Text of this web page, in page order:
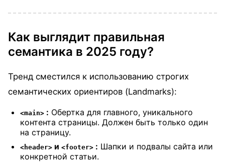
Как выглядит правильная
семантика в 2025 году?
Тренд сместился к использованию строгих
семантических ориентиров (Landmarks):
<main> : Обертка для главного, уникального
контента страницы. Должен быть только один
на страницу.
<header> и <footer> : Шапки и подвалы сайта или
конкретной статьи.